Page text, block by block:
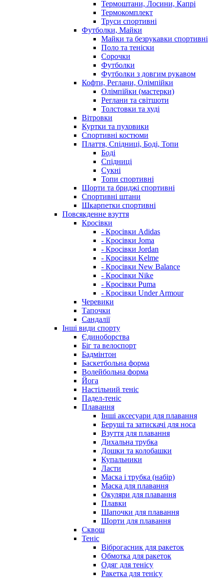
Термоштани, Лосини, Капрі
Термокомплект
Труси спортивні
Футболки, Майки
Майки та безрукавки спортивні
Поло та теніски
Сорочки
Футболки
Футболки з довгим рукавом
Кофти, Реглани, Олімпійки
Олімпійки (мастерки)
Реглани та світшоти
Толстовки та худі
Вітровки
Куртки та пуховики
Спортивні костюми
Плаття, Спідниці, Боді, Топи
Боді
Спідниці
Сукні
Топи спортивні
Шорти та бриджі спортивні
Спортивні штани
Шкарпетки спортивні
Повсякденне взуття
Кросівки
- Кросівки Adidas
- Кросівки Joma
- Кросівки Jordan
- Кросівки Kelme
- Кросівки New Balance
- Кросівки Nike
- Кросівки Puma
- Кросівки Under Armour
Черевики
Тапочки
Сандалії
Інші види спорту
Єдиноборства
Біг та велоспорт
Бадмінтон
Баскетбольна форма
Волейбольна форма
Йога
Настільний теніс
Падел-теніс
Плавання
Інші аксесуари для плавання
Беруші та затискачі для носа
Взуття для плавання
Дихальна трубка
Дошки та колобашки
Купальники
Ласти
Маска і трубка (набір)
Маска для плавання
Окуляри для плавання
Плавки
Шапочки для плавання
Шорти для плавання
Сквош
Теніс
Віброгасник для ракеток
Обмотка для ракеток
Одяг для тенісу
Ракетка для тенісу